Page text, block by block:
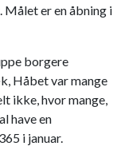
Målet er en åbning i
borgere
Håbet var mange
ikke, hvor mange,
have en
i januar.